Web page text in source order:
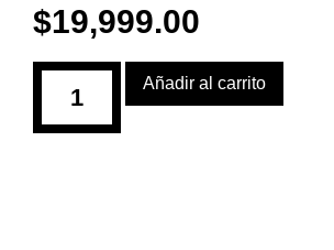
$19,999.00
Añadir al carrito